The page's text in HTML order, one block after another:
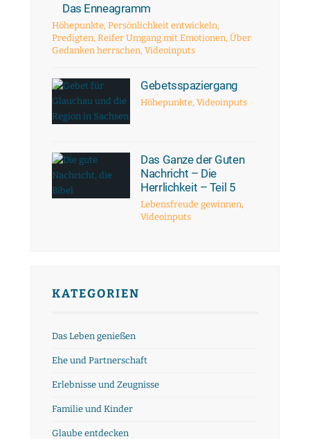
Das Enneagramm
Höhepunkte, Persönlichkeit entwickeln,
Predigten, Reifer Umgang mit Emotionen, Über
Gedanken herrschen, Videoinputs
Gebetsspaziergang
Höhepunkte,Videoinputs
Das Ganze der Guten
Nachricht – Die
Herrlichkeit – Teil 5
Lebensfreude gewinnen,
Videoinputs
KATEGORIEN
Das Leben genießen
Ehe und Partnerschaft
Erlebnisse und Zeugnisse
Familie und Kinder
Glaube entdecken